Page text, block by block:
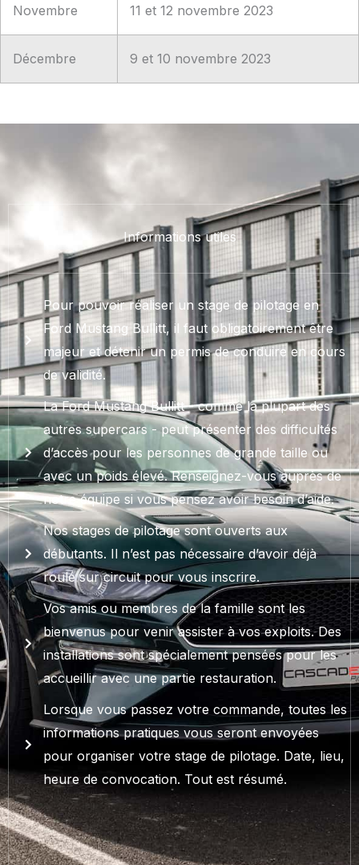
Novembre 11 et 12 novembre 2023
Décembre 9 et 10 novembre 2023
Informations utiles
Pour pouvoir réaliser un stage de pilotage en
Ford Mustang Bullitt, il faut obligatoirement être
majeur et détenir un permis de conduire en cours
de validité.
La Ford Mustang Bullitt - comme la plupart des
autres supercars - peut présenter des difficultés
d’accès pour les personnes de grande taille ou
avec un poids élevé. Renseignez-vous auprès de
notre équipe si vous pensez avoir besoin d’aide.
Nos stages de pilotage sont ouverts aux
débutants. Il n’est pas nécessaire d’avoir déjà
roulé sur circuit pour vous inscrire.
Vos amis ou membres de la famille sont les
bienvenus pour venir assister à vos exploits. Des
installations sont spécialement pensées pour les
accueillir avec une partie restauration.
Lorsque vous passez votre commande, toutes les
informations pratiques vous seront envoyées
pour organiser votre stage de pilotage. Date, lieu,
heure de convocation. Tout est résumé.